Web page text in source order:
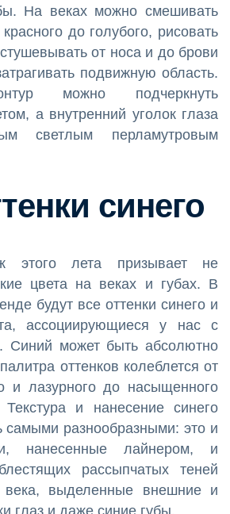
На веках можно смешивать
до голубого, рисовать
от носа и до брови
подвижную область.
можно подчеркнуть
а внутренний уголок глаза
светлым перламутровым
синего
этого лета призывает не
цвета на веках и губах. В
будут все оттенки синего и
ассоциирующиеся у нас с
Синий может быть абсолютно
оттенков колеблется от
и лазурного до насыщенного
Текстура и нанесение синего
самыми разнообразными: это и
нанесенные лайнером, и
рассыпчатых теней
века, выделенные внешние и